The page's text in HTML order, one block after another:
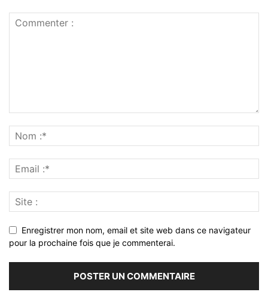
Enregistrer mon nom, email et site web dans ce navigateur
pour la prochaine fois que je commenterai.